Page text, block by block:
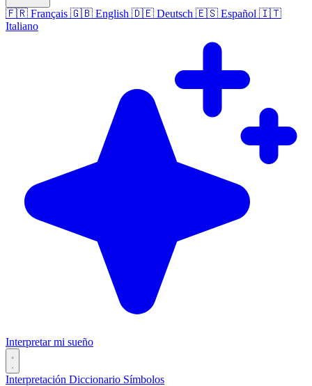
🇫🇷 Français 🇬🇧 English 🇩🇪 Deutsch 🇪🇸 Español 🇮🇹
Italiano
Interpretar mi sueño
Interpretación Diccionario Símbolos